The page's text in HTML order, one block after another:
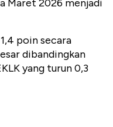
Maret 2026 menjadi
poin secara
dibandingkan
yang turun 0,3